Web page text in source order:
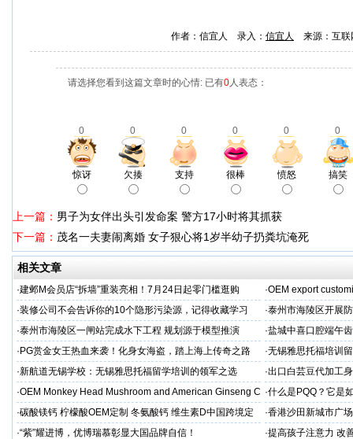
作者：信宜人 录入： 信宜人 来源：互
请选择您看到这篇文章时的心情: 已有0人表态：
0 0 0 0 0 0
惊讶 欠揍 支持 很棒 愤怒 搞笑
上一篇： 男子为女伴出头引发命案 警方17小时将其抓获
下一篇： 茂名一夫妻闹离婚 女子狠心将1岁半幼子扔粪坑淹死
相关文章
·建邺M会员店“拆墙”重装亮相！7月24日起零门槛逛购 ·OEM export
·装修公司不会告诉你的10个隐形污染源，记得收藏学习 ·泰州市海陵区开展
·泰州市海陵区一闸站完成水下工程 规划源于模型推演 ·盐城中喜口腔端午
礼，种出健康长寿牙
· PG赏金女王热血来袭！化身女海盗，踏上海上传奇之路 ·无锡雅思托福培训
·新航道无锡学校：无锡雅思托福留学培训的领军之选 ·出口白芸豆代加工
贴牌
·OEM Monkey Head Mushroom and American Ginseng C
aps
·什么是PQQ？它是
·碳酸镁钙 柠檬酸OEM定制 冬氨酸钙 维生素D中国跨境定
制
·香港沙田新城市广
·“紫”耀进博，优博瑞慕彰显大国品牌自信！ ·提高孩子注意力 改